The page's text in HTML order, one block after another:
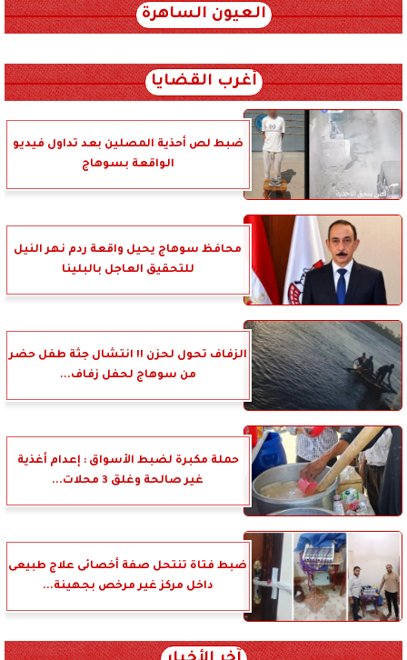
العيون الساهرة
أغرب القضايا
ضبط لص أحذية المصلين بعد تداول فيديو
الواقعة بسوهاج
محافظ سوهاج يحيل واقعة ردم نهر النيل
للتحقيق العاجل بالبلينا
الزفاف تحول لحزن !! انتشال جثة طفل حضر
من سوهاج لحفل زفاف...
حملة مكبرة لضبط الأسواق : إعدام أغذية
غير صالحة وغلق 3 محلات...
ضبط فتاة تنتحل صفة أخصائى علاج طبيعى
داخل مركز غير مرخص بجهينة...